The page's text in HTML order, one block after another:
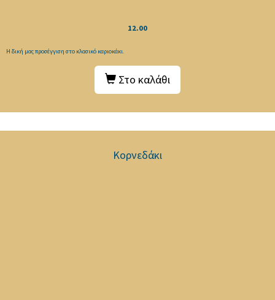
12.00
Η δική μας προσέγγιση στο κλασικό καριοκάκι.
Στο καλάθι
Κορνεδάκι